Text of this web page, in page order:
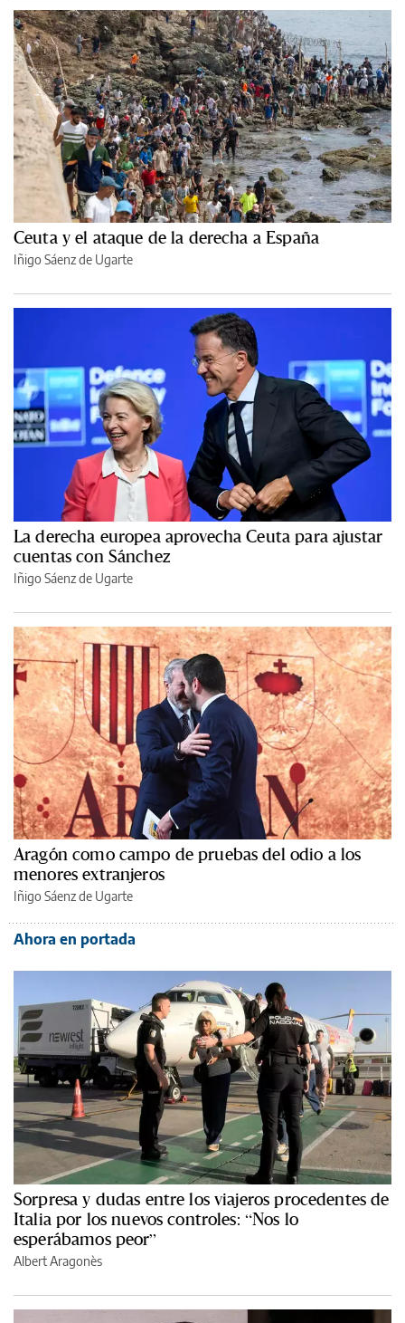
Ceuta y el ataque de la derecha a España
Iñigo Sáenz de Ugarte
La derecha europea aprovecha Ceuta para ajustar
cuentas con Sánchez
Iñigo Sáenz de Ugarte
Aragón como campo de pruebas del odio a los
menores extranjeros
Iñigo Sáenz de Ugarte
Ahora en portada
Sorpresa y dudas entre los viajeros procedentes de
Italia por los nuevos controles: “Nos lo
esperábamos peor”
Albert Aragonès